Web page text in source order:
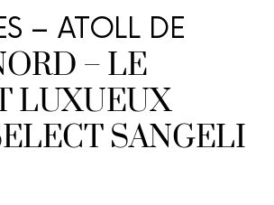
– ATOLL DE
– LE
LUXUEUX
SANGELI